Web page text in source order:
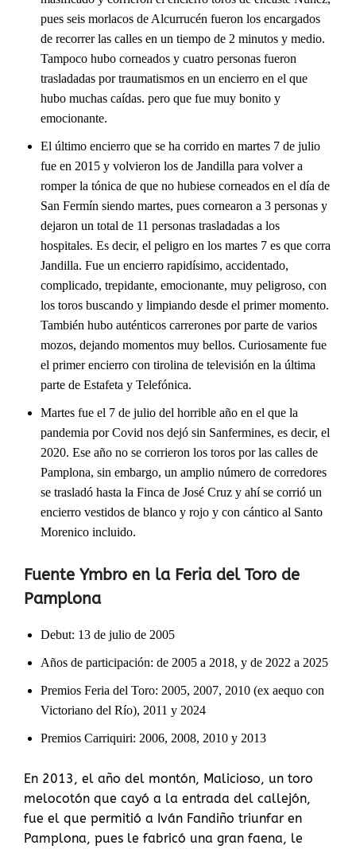
pues seis morlacos de Alcurrucén fueron los encargados
de recorrer las calles en un tiempo de 2 minutos y medio.
Tampoco hubo corneados y cuatro personas fueron
trasladadas por traumatismos en un encierro en el que
hubo muchas caídas. pero que fue muy bonito y
emocionante.
El último encierro que se ha corrido en martes 7 de julio
fue en 2015 y volvieron los de Jandilla para volver a
romper la tónica de que no hubiese corneados en el día de
San Fermín siendo martes, pues cornearon a 3 personas y
dejaron un total de 11 personas trasladadas a los
hospitales. Es decir, el peligro en los martes 7 es que corra
Jandilla. Fue un encierro rapidísimo, accidentado,
complicado, trepidante, emocionante, muy peligroso, con
los toros buscando y limpiando desde el primer momento.
También hubo auténticos carrerones por parte de varios
mozos, dejando momentos muy bellos. Curiosamente fue
el primer encierro con tirolina de televisión en la última
parte de Estafeta y Telefónica.
Martes fue el 7 de julio del horrible año en el que la
pandemia por Covid nos dejó sin Sanfermines, es decir, el
2020. Ese año no se corrieron los toros por las calles de
Pamplona, sin embargo, un amplio número de corredores
se trasladó hasta la Finca de José Cruz y ahí se corrió un
encierro vestidos de blanco y rojo y con cántico al Santo
Morenico incluido.
Fuente Ymbro en la Feria del Toro de
Pamplona
Debut: 13 de julio de 2005
Años de participación: de 2005 a 2018, y de 2022 a 2025
Premios Feria del Toro: 2005, 2007, 2010 (ex aequo con
Victoriano del Río), 2011 y 2024
Premios Carriquiri: 2006, 2008, 2010 y 2013
En 2013, el año del montón, Malicioso, un toro
melocotón que cayó a la entrada del callejón,
fue el que permitió a Iván Fandiño triunfar en
Pamplona, pues le fabricó una gran faena, le